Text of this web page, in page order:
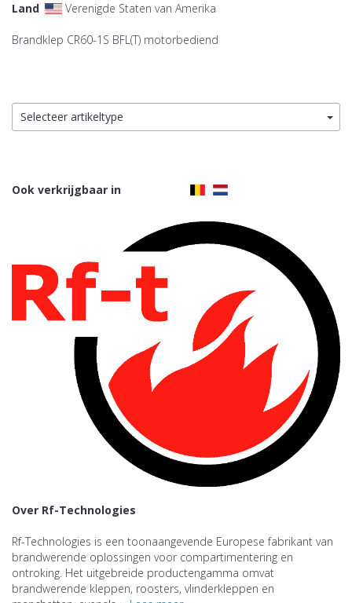
Land Verenigde Staten van Amerika
Brandklep CR60-1S BFL(T) motorbediend
Selecteer artikeltype
Ook verkrijgbaar in
Over Rf-Technologies
Rf-Technologies is een toonaangevende Europese fabrikant van
brandwerende oplossingen voor compartimentering en
ontroking. Het uitgebreide productengamma omvat
brandwerende kleppen, roosters, vlinderkleppen en